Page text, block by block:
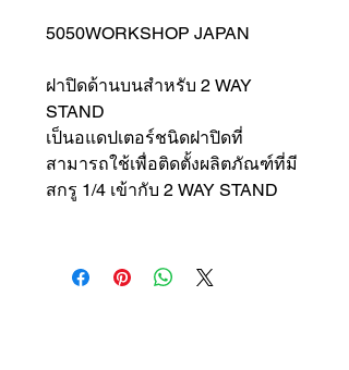
5050WORKSHOP JAPAN
ฝาปิดด้านบนสำหรับ 2 WAY
STAND
เป็นอแดปเตอร์ชนิดฝาปิดที่
สามารถใช้เพื่อติดตั้งผลิตภัณฑ์ที่มี
สกรู 1/4 เข้ากับ 2 WAY STAND